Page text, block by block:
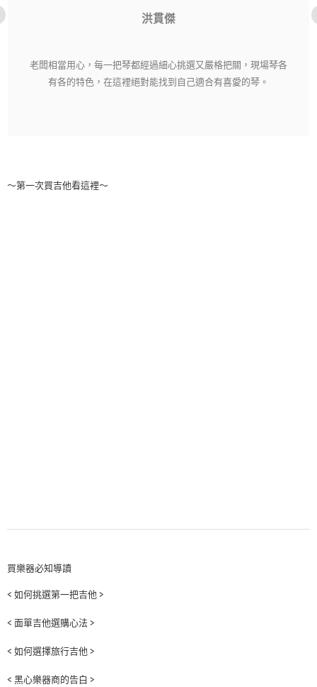
洪貫傑
老闆相當用心，每一把琴都經過細心挑選又嚴格把關，現場琴各
有各的特色，在這裡絕對能找到自己適合有喜愛的琴。
～第一次買吉他看這裡～
買樂器必知導讀
< 如何挑選第一把吉他 >
< 面單吉他選購心法 >
< 如何選擇旅行吉他 >
< 黑心樂器商的告白 >